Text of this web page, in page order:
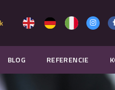
BLOG REFERENCIE